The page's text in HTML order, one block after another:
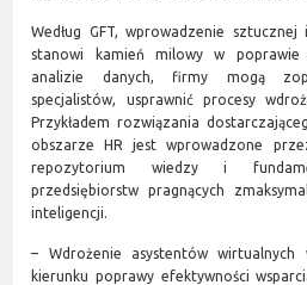
Według GFT, wprowadzenie
stanowi kamień milowy w poprawie
analizie danych, firmy mogą
specjalistów, usprawnić procesy
Przykładem rozwiązania
obszarze HR jest wprowadzone
repozytorium wiedzy i
przedsiębiorstw pragnących
inteligencji.
– Wdrożenie asystentów
kierunku poprawy efektywności